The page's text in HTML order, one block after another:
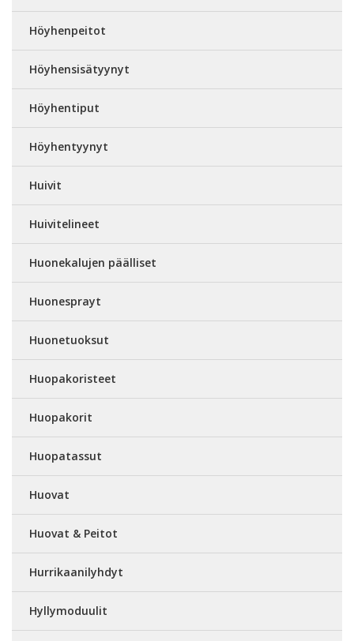
Höyhenpeitot
Höyhensisätyynyt
Höyhentiput
Höyhentyynyt
Huivit
Huivitelineet
Huonekalujen päälliset
Huonesprayt
Huonetuoksut
Huopakoristeet
Huopakorit
Huopatassut
Huovat
Huovat & Peitot
Hurrikaanilyhdyt
Hyllymoduulit